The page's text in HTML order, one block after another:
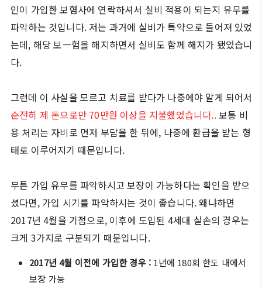
인이 가입한 보혐사에 연락하셔서 실비 적용이 되는지 유무를
파악하는 것입니다. 저는 과거에 실비가 특약으로 들어져 있었
는데, 해당 보ㅡ험을 해지하면서 실비도 함께 해지가 됐었습니
다.
그런데 이 사실을 모르고 치료를 받다가 나중에야 알게 되어서
순전히 제 돈으로만 70만원 이상을 지불했었습니다..보통 비
용 처리는 자비로 먼저 부담을 한 뒤에, 나중에 환급을 받는 형
태로 이루어지기 때문입니다.
무튼 가입 유무를 파악하시고 보장이 가능하다는 확인을 받으
셨다면, 가입 시기를 파악하시는 것이 좋습니다. 왜냐하면
2017년 4월을 기점으로, 이후에 도입된 4세대 실손의 경우는
크게 3가지로 구분되기 때문입니다.
2017년 4월 이전에 가입한 경우 : 1년에 180회 한도 내에서
보장 가능